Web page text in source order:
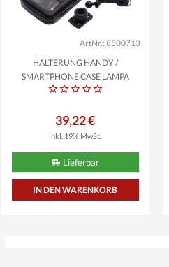
ArtNr.: 8500713
HALTERUNG HANDY /
SMARTPHONE CASE LAMPA
165X80MM...
39,22 €
inkl. 19% MwSt.
Lieferbar